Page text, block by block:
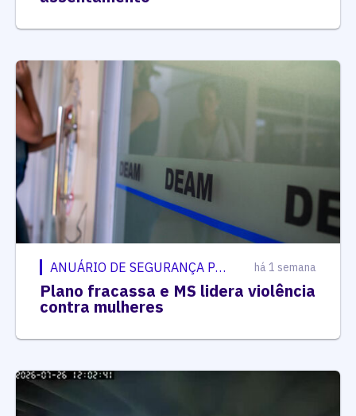
ANUÁRIO DE SEGURANÇA PÚBLICA há 1 semana
Plano fracassa e MS lidera violência
contra mulheres